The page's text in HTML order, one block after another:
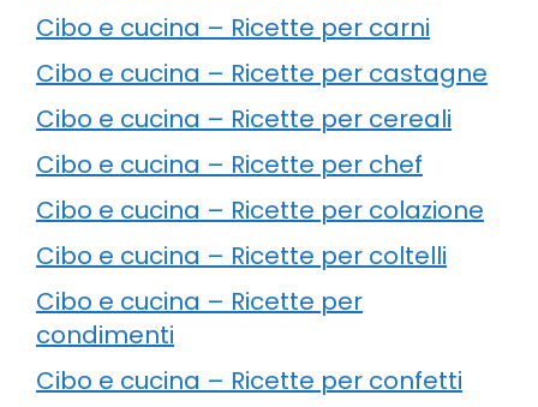
Cibo e cucina – Ricette per carni
Cibo e cucina – Ricette per castagne
Cibo e cucina – Ricette per cereali
Cibo e cucina – Ricette per chef
Cibo e cucina – Ricette per colazione
Cibo e cucina – Ricette per coltelli
Cibo e cucina – Ricette per
condimenti
Cibo e cucina – Ricette per confetti